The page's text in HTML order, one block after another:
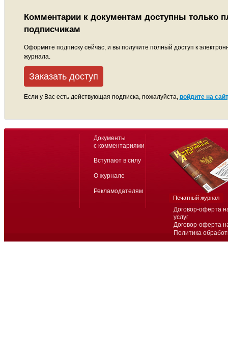
Комментарии к документам доступны только
подписчикам
Оформите подписку сейчас, и вы получите полный доступ к
журнала.
Заказать доступ
Если у Вас есть действующая подписка, пожалуйста, войдите на
Договор-оферта
услуг
Договор-оферта
Политика
Документы
с комментариями
Вступают в силу
О журнале
Рекламодателям
Печатный журнал